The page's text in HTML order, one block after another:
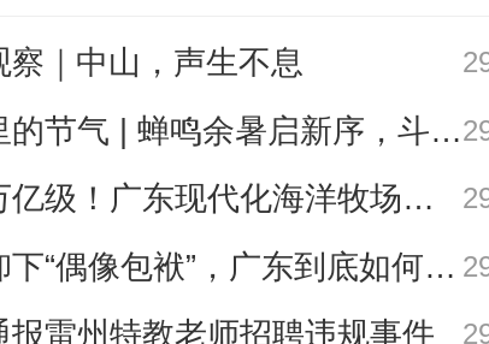
点，依然受到一批重视旅行体
。
分析认为，游客暑期出游已不
游览”，而是更倾向于“深度沉浸
注重情绪疗愈、社交表达与独
察｜中山，声生不息
歌谣里的节气 | 蝉鸣余暑启新序，斗指西南迎立秋
冲刺万亿级！广东现代化海洋牧场建设提速
明星卸下“偶像包袱”，广东到底如何让人变松弛？ | 好看·南方号
报雷州特教老师招聘违规事件